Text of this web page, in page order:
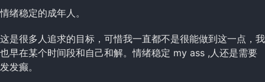
情绪稳定的成年人。
这是很多人追求的目标，可惜我一直都不是很能做到这一点，我
也早在某个时间段和自己和解。情绪稳定 my ass ,人还是需要
发发癫。